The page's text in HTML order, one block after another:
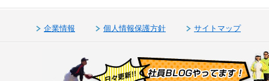
企業情報 個人情報保護方針 サイトマップ